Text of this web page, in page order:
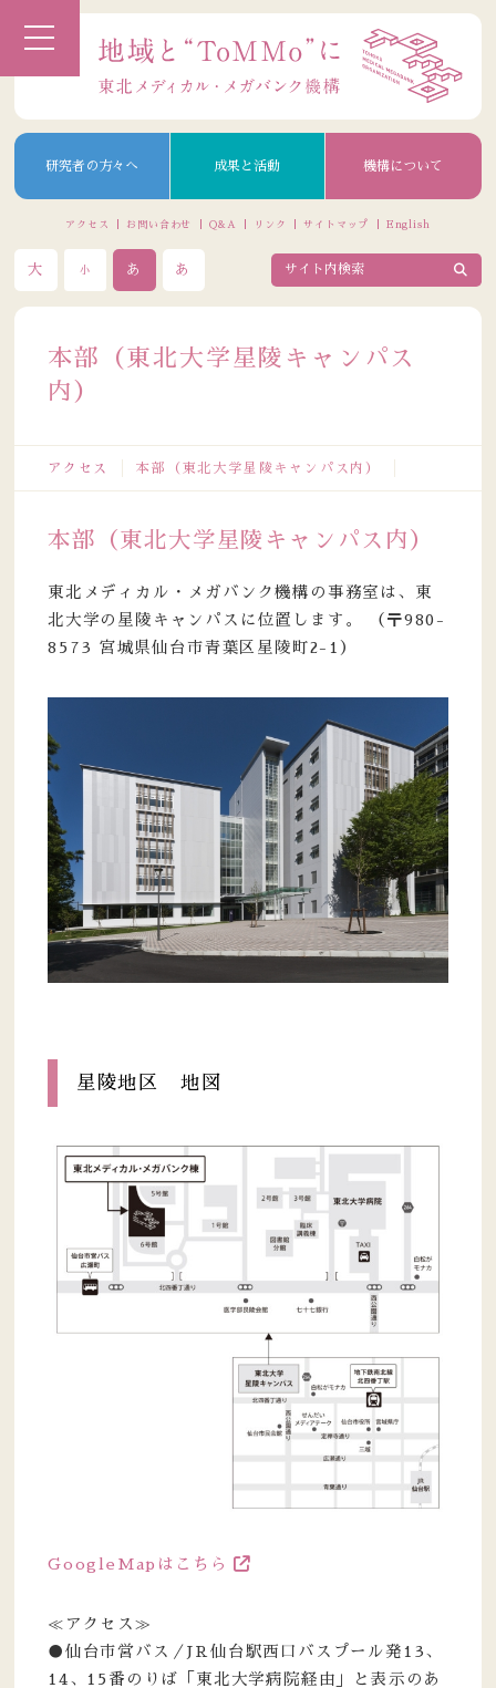
研究者の方々へ 成果と活動 機構について
アクセス お問い合わせ Q&A リンク サイトマップ English
大 小 あ あ
本部（東北大学星陵キャンパス
内）
アクセス 本部（東北大学星陵キャンパス内）
本部（東北大学星陵キャンパス内）
東北メディカル・メガバンク機構の事務室は、東
北大学の星陵キャンパスに位置します。 （〒980-
8573 宮城県仙台市青葉区星陵町2-1）
星陵地区 地図
GoogleMapはこちら
≪アクセス≫
●仙台市営バス／JR仙台駅西口バスプール発13、
14、15番のりば「東北大学病院経由」と表示のあ